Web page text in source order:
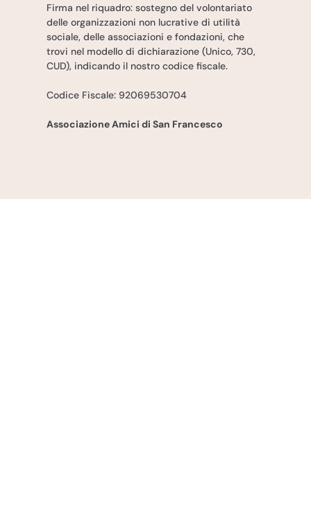
Firma nel riquadro: sostegno del volontariato
delle organizzazioni non lucrative di utilità
sociale, delle associazioni e fondazioni, che
trovi nel modello di dichiarazione (Unico, 730,
CUD), indicando il nostro codice fiscale.
Codice Fiscale: 92069530704
Associazione Amici di San Francesco